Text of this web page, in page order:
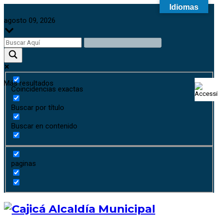
agosto 09, 2026
Más resultados
Coincidencias exactas
Buscar por título
Buscar en contenido
paginas
Idiomas